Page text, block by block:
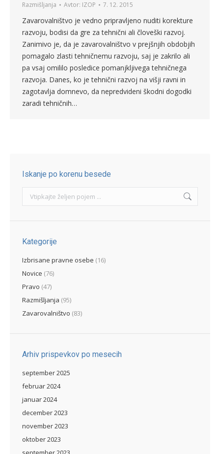
Razmišljanja Avtor: IZOP 7. 12. 2015
Zavarovalništvo je vedno pripravljeno nuditi korekture
razvoju, bodisi da gre za tehnični ali človeški razvoj.
Zanimivo je, da je zavarovalništvo v prejšnjih obdobjih
pomagalo zlasti tehničnemu razvoju, saj je zakrilo ali
pa vsaj omililo posledice pomanjkljivega tehničnega
razvoja. Danes, ko je tehnični razvoj na višji ravni in
zagotavlja domnevo, da nepredvideni škodni dogodki
zaradi tehničnih…
Iskanje po korenu besede
Search:
Kategorije
Izbrisane pravne osebe (16)
Novice (76)
Pravo (47)
Razmišljanja (95)
Zavarovalništvo (83)
Arhiv prispevkov po mesecih
september 2025
februar 2024
januar 2024
december 2023
november 2023
oktober 2023